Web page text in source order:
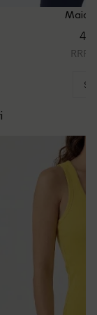
Maiou
RRP:
S